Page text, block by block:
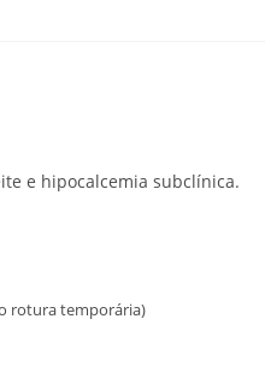
e hipocalcemia subclínica.
rotura temporária)